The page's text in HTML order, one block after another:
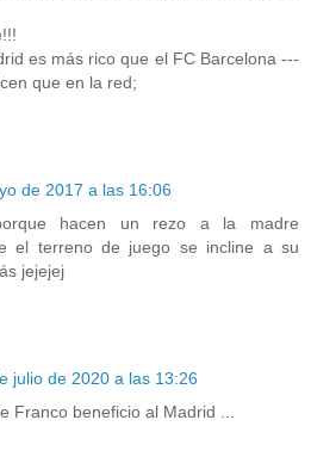
es más rico que el FC Barcelona ---
que en la red;
de 2017 a las 16:06
hacen un rezo a la madre
el terreno de juego se incline a su
jejejej
julio de 2020 a las 13:26
Franco beneficio al Madrid ...